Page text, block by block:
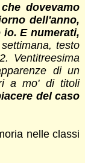
dovevamo
dell'anno,
E numerati,
testo
Ventitreesima
di un
a mo' di titoli
del caso
nelle classi